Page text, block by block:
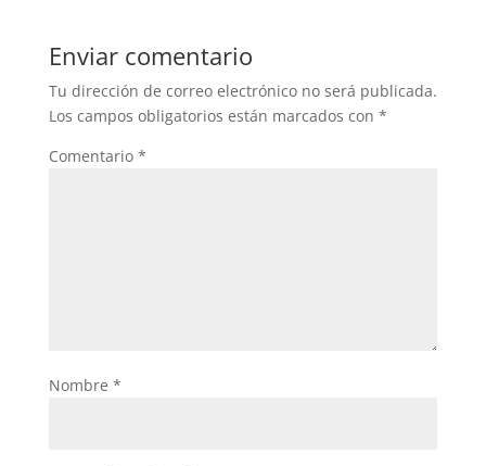
Enviar comentario
Tu dirección de correo electrónico no será publicada.
Los campos obligatorios están marcados con *
Comentario *
Nombre *